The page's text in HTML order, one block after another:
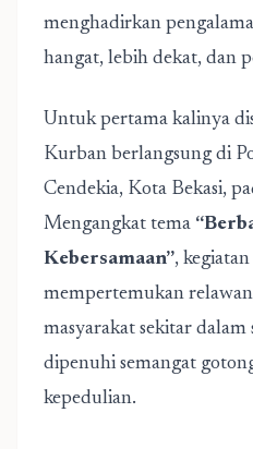
menghadirkan
hangat, lebih dekat, dan
Untuk pertama kalinya
Kurban berlangsung di
Cendekia, Kota Bekasi,
Mengangkat tema
Kebersamaan”,
mempertemukan
masyarakat sekitar dalam
dipenuhi semangat
kepedulian.